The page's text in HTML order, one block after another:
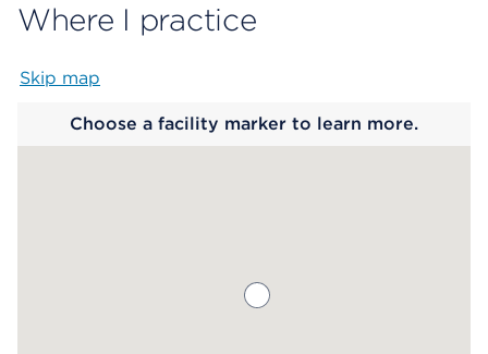
Where I practice
Skip map
Choose a facility marker to learn more.